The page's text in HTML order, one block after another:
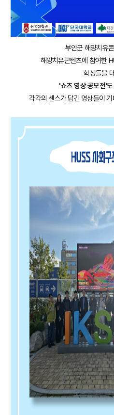
부안군 해양치유
해양치유콘텐츠에 참여한
학생들을
'쇼츠 영상 공모전'도
각각의 센스가 담긴 영상들이